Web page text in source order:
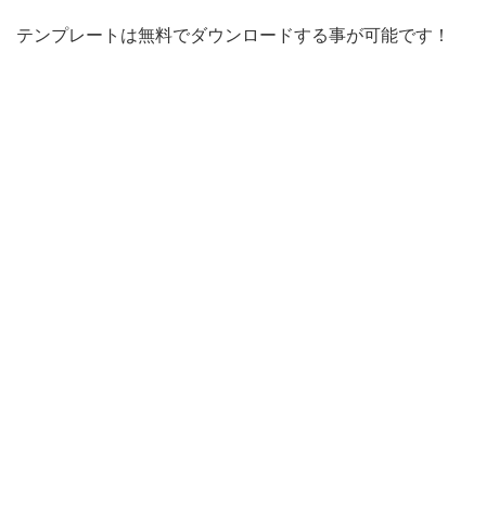
PNG
テンプレートは無料でダウンロードする事が可能です！